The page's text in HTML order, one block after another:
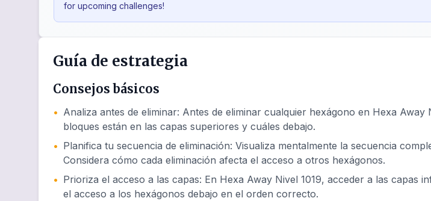
for upcoming challenges!
Guía de estrategia
Consejos básicos
• Analiza antes de eliminar: Antes de eliminar cualquier hexágono en Hexa
bloques están en las capas superiores y cuáles debajo.
• Planifica tu secuencia de eliminación: Visualiza mentalmente la secuencia
Considera cómo cada eliminación afecta el acceso a otros hexágonos.
• Prioriza el acceso a las capas: En Hexa Away Nivel 1019, acceder a las capas
el acceso a los hexágonos debajo en el orden correcto.